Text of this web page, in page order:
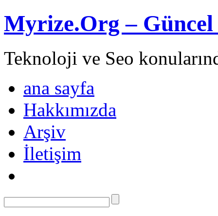
Myrize.Org – Güncel
Teknoloji ve Seo
ana sayfa
Hakkımızda
Arşiv
İletişim